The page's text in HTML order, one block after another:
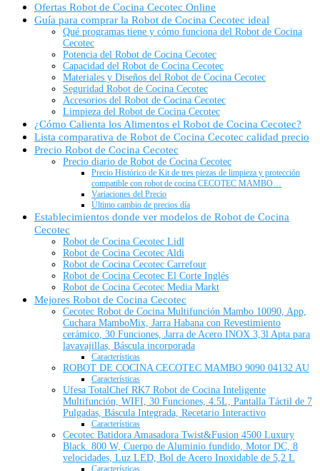
Ofertas Robot de Cocina Cecotec Online
Guía para comprar la Robot de Cocina Cecotec ideal
Qué programas tiene y cómo funciona del Robot de Cocina
Cecotec
Potencia del Robot de Cocina Cecotec
Capacidad del Robot de Cocina Cecotec
Materiales y Diseños del Robot de Cocina Cecotec
Seguridad Robot de Cocina Cecotec
Accesorios del Robot de Cocina Cecotec
Limpieza del Robot de Cocina Cecotec
¿Cómo Calienta los Alimentos el Robot de Cocina Cecotec?
Lista comparativa de Robot de Cocina Cecotec calidad precio
Precio Robot de Cocina Cecotec
Precio diario de Robot de Cocina Cecotec
Precio Histórico de Kit de tres piezas de limpieza y protección
compatible con robot de cocina CECOTEC MAMBO…
Variaciones del Precio
Último cambio de precios día
Establecimientos donde ver modelos de Robot de Cocina
Cecotec
Robot de Cocina Cecotec Lidl
Robot de Cocina Cecotec Aldi
Robot de Cocina Cecotec Carrefour
Robot de Cocina Cecotec El Corte Inglés
Robot de Cocina Cecotec Media Markt
Mejores Robot de Cocina Cecotec
Cecotec Robot de Cocina Multifunción Mambo 10090, App,
Cuchara MamboMix, Jarra Habana con Revestimiento
cerámico, 30 Funciones, Jarra de Acero INOX 3,3l Apta para
lavavajillas, Báscula incorporada
Características
ROBOT DE COCINA CECOTEC MAMBO 9090 04132 AU
Características
Ufesa TotalChef RK7 Robot de Cocina Inteligente
Multifunción, WIFI, 30 Funciones, 4.5L, Pantalla Táctil de 7
Pulgadas, Báscula Integrada, Recetario Interactivo
Características
Cecotec Batidora Amasadora Twist&Fusion 4500 Luxury
Black. 800 W, Cuerpo de Aluminio fundido, Motor DC, 8
velocidades, Luz LED, Bol de Acero Inoxidable de 5,2 L